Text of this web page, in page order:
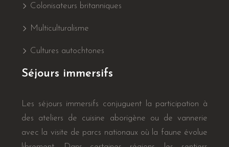
Colonisateurs britanniques
Multiculturalisme
Cultures autochtones
Séjours immersifs
Les séjours immersifs conjuguent la participation à
des ateliers de cuisine aborigène ou de vannerie
avec la visite de parcs nationaux où la faune évolue